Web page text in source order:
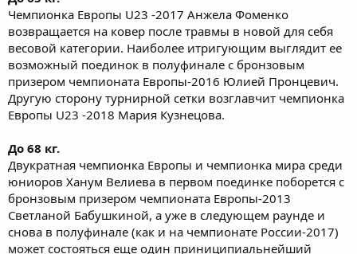
Чемпионка Европы U23 -2017 Анжела Фоменко
возвращается на ковер после травмы в новой для себя
весовой категории. Наиболее итригующим выглядит ее
возможный поединок в полуфинале с бронзовым
призером чемпионата Европы-2016 Юлией Пронцевич.
Другую сторону турнирной сетки возглавчит чемпионка
Европы U23 -2018 Мария Кузнецова.
До 68 кг.
Двукратная чемпионка Европы и чемпионка мира среди
юниоров Ханум Велиева в первом поединке поборется с
бронзовым призером чемпионата Европы-2013
Светланой Бабушкиной, а уже в следующем раунде и
снова в полуфинале (как и на чемпионате России-2017)
может состояться еще один приниципиальнейший